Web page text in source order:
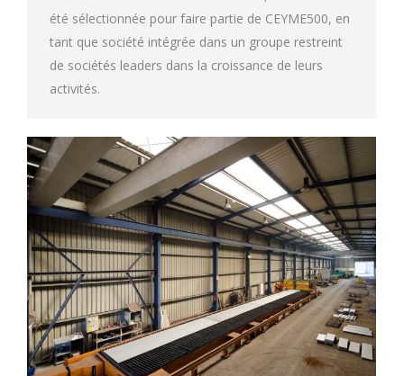
été sélectionnée pour faire partie de CEYME500, en
tant que société intégrée dans un groupe restreint
de sociétés leaders dans la croissance de leurs
activités.